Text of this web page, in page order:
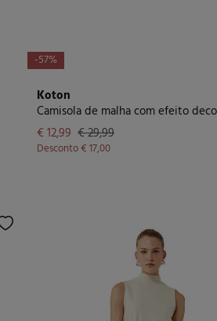
-57%
Koton
€ 12,99 € 29,99
Desconto€ 17,00